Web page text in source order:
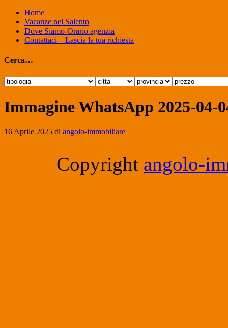
Home
Vacanze nel Salento
Dove Siamo-Orario agenzia
Contattaci – Lascia la tua richiesta
Cerca…
Immagine WhatsApp 2025-04-
16 Aprile 2025 di angolo-immobiliare
Copyright angolo-